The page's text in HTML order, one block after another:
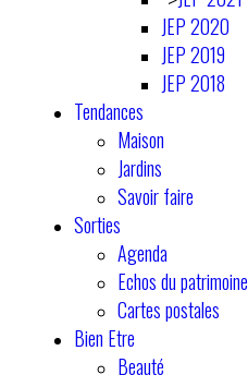
JEP 2020
JEP 2019
JEP 2018
Tendances
Maison
Jardins
Savoir faire
Sorties
Agenda
Echos du patrimoine
Cartes postales
Bien Etre
Beauté